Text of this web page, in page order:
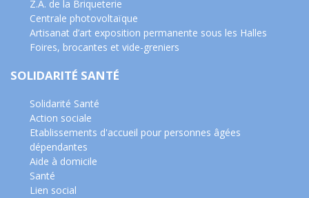
Z.A. de la Briqueterie
Centrale photovoltaïque
Artisanat d’art exposition permanente sous les Halles
Foires, brocantes et vide-greniers
SOLIDARITÉ SANTÉ
Solidarité Santé
Action sociale
Etablissements d'accueil pour personnes âgées
dépendantes
Aide à domicile
Santé
Lien social